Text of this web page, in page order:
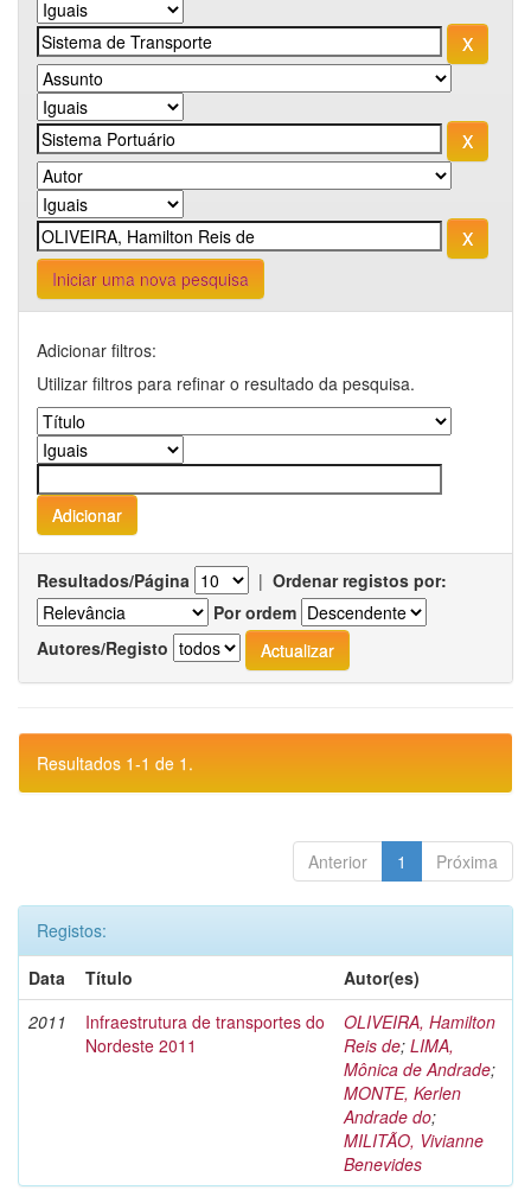
Iniciar uma nova pesquisa
Adicionar filtros:
Utilizar filtros para refinar o resultado da pesquisa.
Resultados/Página | Ordenar registos por:
Por ordem
Autores/Registo
Resultados 1-1 de 1.
Anterior 1 Próxima
Registos:
Data
Título
Autor(es)
2011
Infraestrutura de transportes do
Nordeste 2011
OLIVEIRA, Hamilton
Reis de; LIMA,
Mônica de Andrade;
MONTE, Kerlen
Andrade do;
MILITÃO, Vivianne
Benevides